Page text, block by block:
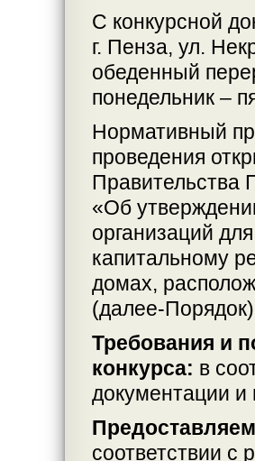
С конкурсной
г. Пенза, ул.
обеденный
понедельник –
Нормативный
проведения
Правительства
«Об
организаций
капитальному
домах,
(далее-
Требования и
конкурса: в
документации
соответствии с